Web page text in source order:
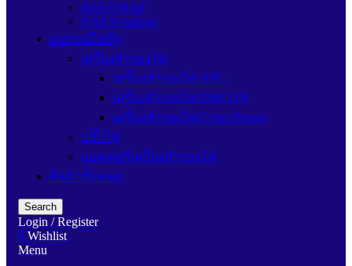
NAS QNAP
NAS Synology
อุปกรณ์ไฟฟ้า
เครื่องสำรองไฟ
เครื่องสำรองไฟ APC
เครื่องสำรองไฟ ZIRCON
เครื่องสำรองไฟ Cyber Power
ปลั๊กไฟ
แบตเตอรี่เครื่องสำรองไฟ
สินค้าทั้งหมด
Search
Login / Register
0 Wishlist
Menu